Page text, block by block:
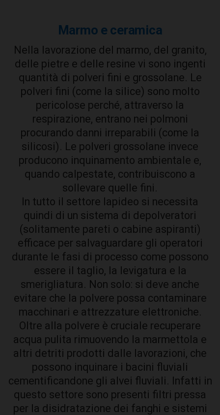
Marmo e ceramica
Nella lavorazione del marmo, del granito,
delle pietre e delle resine vi sono ingenti
quantità di polveri fini e grossolane. Le
polveri fini (come la silice) sono molto
pericolose perché, attraverso la
respirazione, entrano nei polmoni
procurando danni irreparabili (come la
silicosi). Le polveri grossolane invece
producono inquinamento ambientale e,
quando calpestate, contribuiscono a
sollevare quelle fini.
In tutto il settore lapideo si necessita
quindi di un sistema di depolveratori
(solitamente pareti o cabine aspiranti)
efficace per salvaguardare gli operatori
durante le fasi di processo come possono
essere il taglio, la levigatura e la
smerigliatura. Non solo: si deve anche
evitare che la polvere possa contaminare
macchinari e attrezzature elettroniche.
Oltre alla polvere è cruciale recuperare
acqua pulita rimuovendo la marmettola e
altri detriti prodotti dalle lavorazioni, che
possono inquinare i bacini fluviali
cementificandone gli alvei fluviali. Infatti in
questo settore sono presenti filtri pressa
per la disidratazione dei fanghi e sistemi